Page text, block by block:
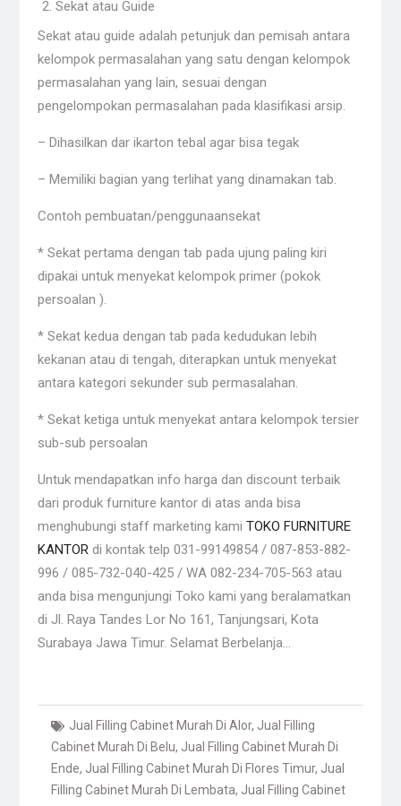
Sekat atau Guide
Sekat atau guide adalah petunjuk dan pemisah antara
kelompok permasalahan yang satu dengan kelompok
permasalahan yang lain, sesuai dengan
pengelompokan permasalahan pada klasifikasi arsip.
– Dihasilkan dar ikarton tebal agar bisa tegak
– Memiliki bagian yang terlihat yang dinamakan tab.
Contoh pembuatan/penggunaansekat
* Sekat pertama dengan tab pada ujung paling kiri
dipakai untuk menyekat kelompok primer (pokok
persoalan ).
* Sekat kedua dengan tab pada kedudukan lebih
kekanan atau di tengah, diterapkan untuk menyekat
antara kategori sekunder sub permasalahan.
* Sekat ketiga untuk menyekat antara kelompok tersier
sub-sub persoalan
Untuk mendapatkan info harga dan discount terbaik
dari produk furniture kantor di atas anda bisa
menghubungi staff marketing kami TOKO FURNITURE
KANTORdi kontak telp 031-99149854 / 087-853-882-
996 / 085-732-040-425 / WA 082-234-705-563 atau
anda bisa mengunjungi Toko kami yang beralamatkan
di Jl. Raya Tandes Lor No 161, Tanjungsari, Kota
Surabaya Jawa Timur. Selamat Berbelanja…
Jual Filling Cabinet Murah Di Alor, Jual Filling
Cabinet Murah Di Belu, Jual Filling Cabinet Murah Di
Ende, Jual Filling Cabinet Murah Di Flores Timur, Jual
Filling Cabinet Murah Di Lembata, Jual Filling Cabinet